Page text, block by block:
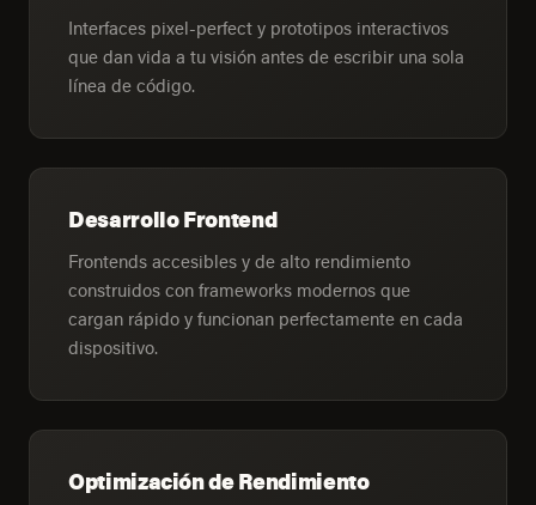
Interfaces pixel-perfect y prototipos interactivos
que dan vida a tu visión antes de escribir una sola
línea de código.
Desarrollo Frontend
Frontends accesibles y de alto rendimiento
construidos con frameworks modernos que
cargan rápido y funcionan perfectamente en cada
dispositivo.
Optimización de Rendimiento